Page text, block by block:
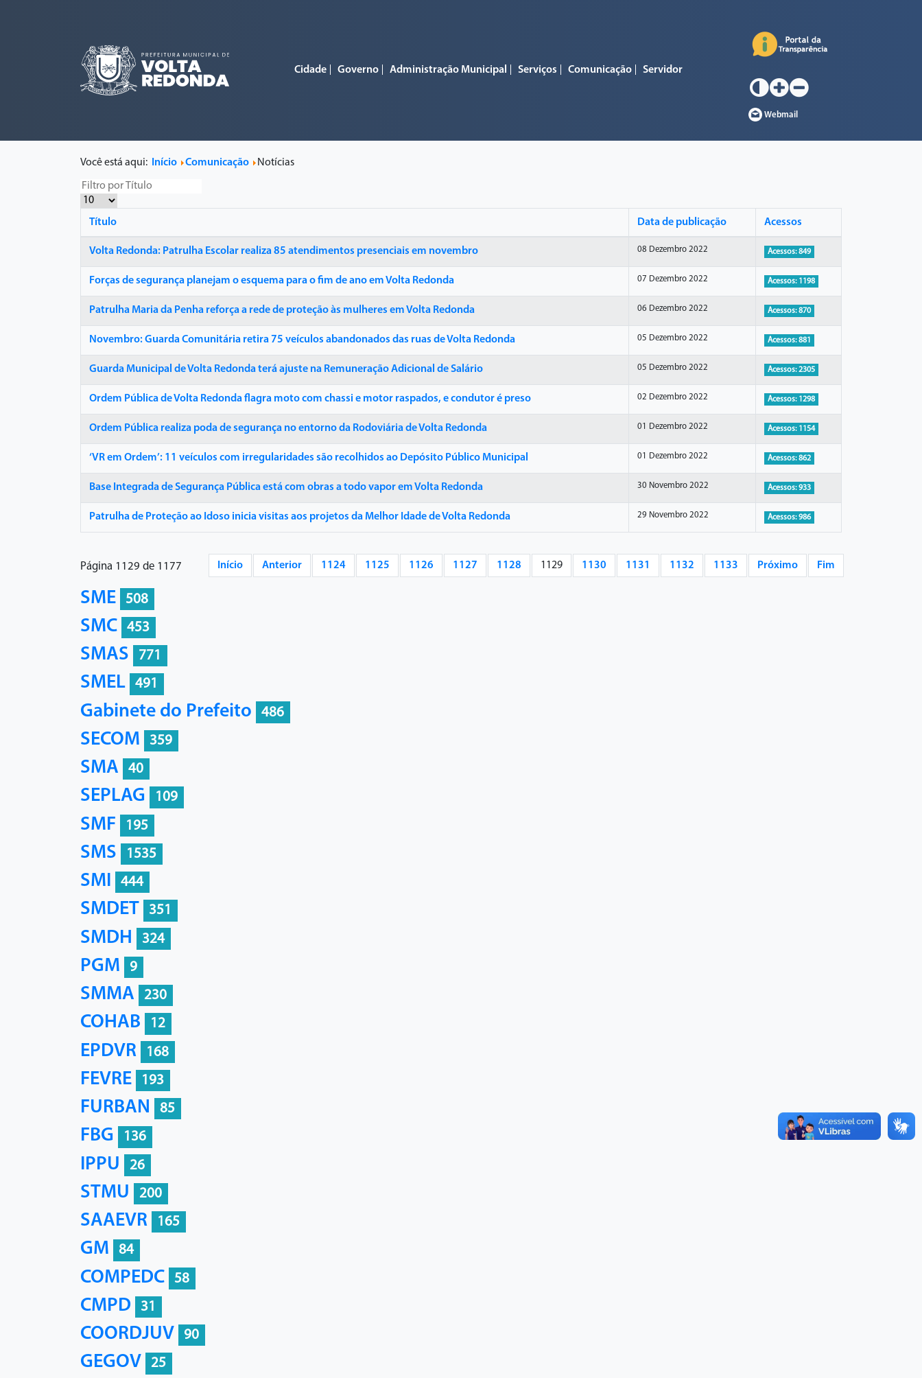
Cidade Governo Administração Municipal Serviços Comunicação Servidor
Webmail
Você está aqui: Início Comunicação Notícias
Título Data de publicação Acessos
Volta Redonda: Patrulha Escolar realiza 85 atendimentos presenciais em novembro 08 Dezembro 2022 Acessos: 849
Forças de segurança planejam o esquema para o fim de ano em Volta Redonda 07 Dezembro 2022 Acessos: 1198
Patrulha Maria da Penha reforça a rede de proteção às mulheres em Volta Redonda 06 Dezembro 2022 Acessos: 870
Novembro: Guarda Comunitária retira 75 veículos abandonados das ruas de Volta Redonda 05 Dezembro 2022 Acessos: 881
Guarda Municipal de Volta Redonda terá ajuste na Remuneração Adicional de Salário 05 Dezembro 2022 Acessos: 2305
Ordem Pública de Volta Redonda flagra moto com chassi e motor raspados, e condutor é preso 02 Dezembro 2022 Acessos: 1298
Ordem Pública realiza poda de segurança no entorno da Rodoviária de Volta Redonda 01 Dezembro 2022 Acessos: 1154
‘VR em Ordem’: 11 veículos com irregularidades são recolhidos ao Depósito Público Municipal 01 Dezembro 2022 Acessos: 862
Base Integrada de Segurança Pública está com obras a todo vapor em Volta Redonda 30 Novembro 2022 Acessos: 933
Patrulha de Proteção ao Idoso inicia visitas aos projetos da Melhor Idade de Volta Redonda 29 Novembro 2022 Acessos: 986
Página 1129 de 1177 Início Anterior 1124 1125 1126 1127 1128 1129 1130 1131 1132 1133 Próximo Fim
SME 508
SMC 453
SMAS 771
SMEL 491
Gabinete do Prefeito 486
SECOM 359
SMA 40
SEPLAG 109
SMF 195
SMS 1535
SMI 444
SMDET 351
SMDH 324
PGM 9
SMMA 230
COHAB 12
EPDVR 168
FEVRE 193
FURBAN 85
FBG 136
IPPU 26
STMU 200
SAAEVR 165
GM 84
COMPEDC 58
CMPD 31
COORDJUV 90
GEGOV 25